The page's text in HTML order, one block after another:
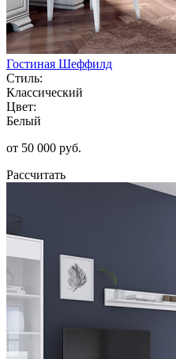
Гостиная Шеффилд
Стиль:
Классический
Цвет:
Белый
от 50 000 руб.
Рассчитать